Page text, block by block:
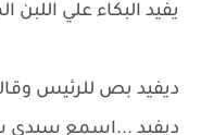
يفيد البكاء علي
ديفيد بص للرئيس
ديفيد ...اسمع سيدي